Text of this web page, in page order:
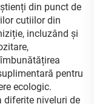
din punct de
cutiilor din
incluzând și
pentru
ecologic.
diferite niveluri de